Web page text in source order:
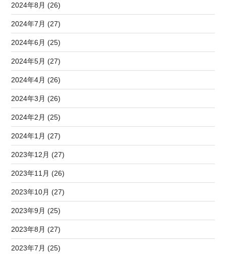
2024年8月 (26)
2024年7月 (27)
2024年6月 (25)
2024年5月 (27)
2024年4月 (26)
2024年3月 (26)
2024年2月 (25)
2024年1月 (27)
2023年12月 (27)
2023年11月 (26)
2023年10月 (27)
2023年9月 (25)
2023年8月 (27)
2023年7月 (25)